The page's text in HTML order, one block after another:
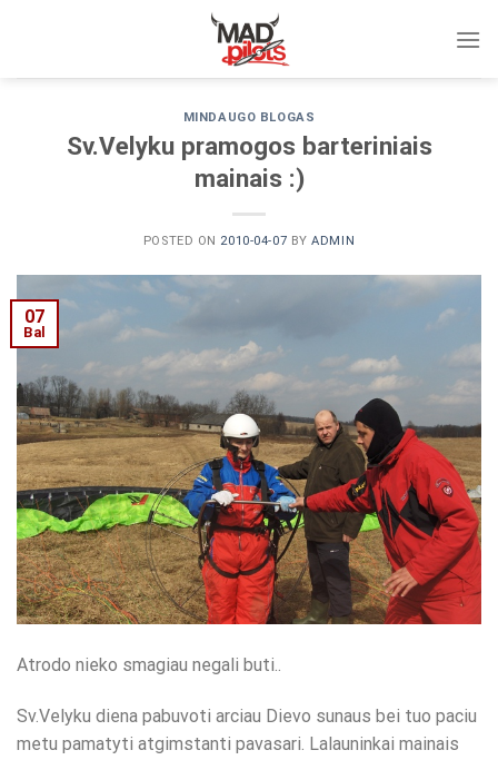
MINDAUGO BLOGAS
Sv.Velyku pramogos barteriniais
mainais :)
POSTED ON 2010-04-07 BYADMIN
07
Bal
Atrodo nieko smagiau negali buti..
Sv.Velyku diena pabuvoti arciau Dievo sunaus bei tuo paciu
metu pamatyti atgimstanti pavasari. Lalauninkai mainais